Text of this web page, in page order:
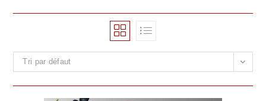
Tri par défaut